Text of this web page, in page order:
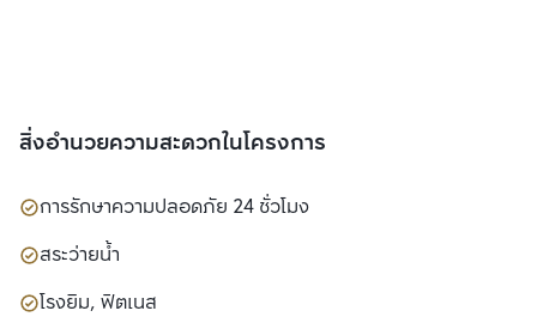
สิ่งอำนวยความสะดวกในโครงการ
การรักษาความปลอดภัย 24 ชั่วโมง
สระว่ายน้ำ
โรงยิม, ฟิตเนส